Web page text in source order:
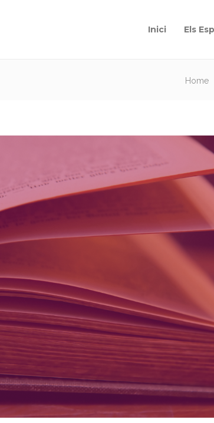
Inici Els
Home